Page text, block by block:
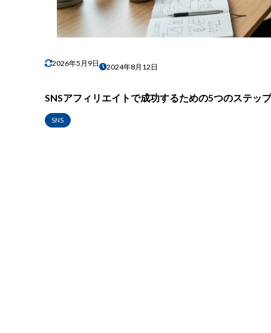
2026年5月9日 2024年8月12日
SNSアフィリエイトで成功するための5つのステップ
SNS